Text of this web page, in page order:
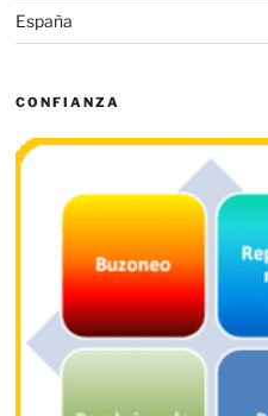
España
CONFIANZA